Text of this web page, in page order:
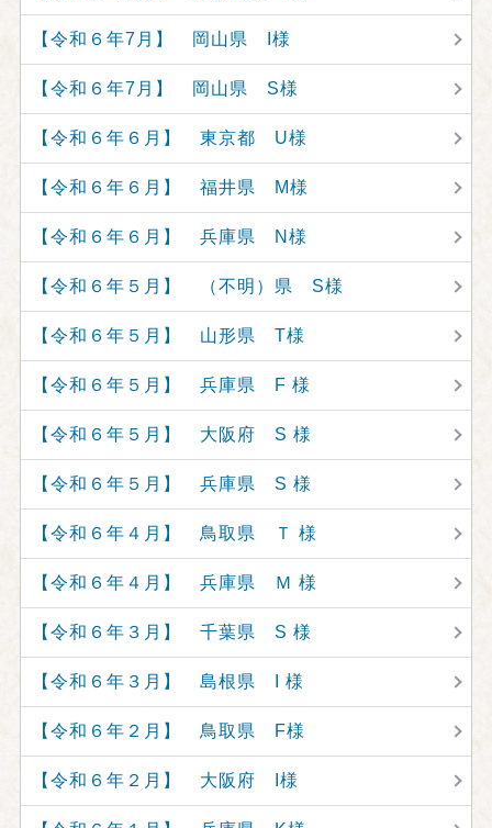
【令和６年7月】 岡山県 I様
【令和６年7月】 岡山県 S様
【令和６年６月】 東京都 U様
【令和６年６月】 福井県 M様
【令和６年６月】 兵庫県 N様
【令和６年５月】 （不明）県 S様
【令和６年５月】 山形県 T様
【令和６年５月】 兵庫県 F 様
【令和６年５月】 大阪府 S 様
【令和６年５月】 兵庫県 S 様
【令和６年４月】 鳥取県 Ｔ 様
【令和６年４月】 兵庫県 Ｍ 様
【令和６年３月】 千葉県 S 様
【令和６年３月】 島根県 I 様
【令和６年２月】 鳥取県 F様
【令和６年２月】 大阪府 I様